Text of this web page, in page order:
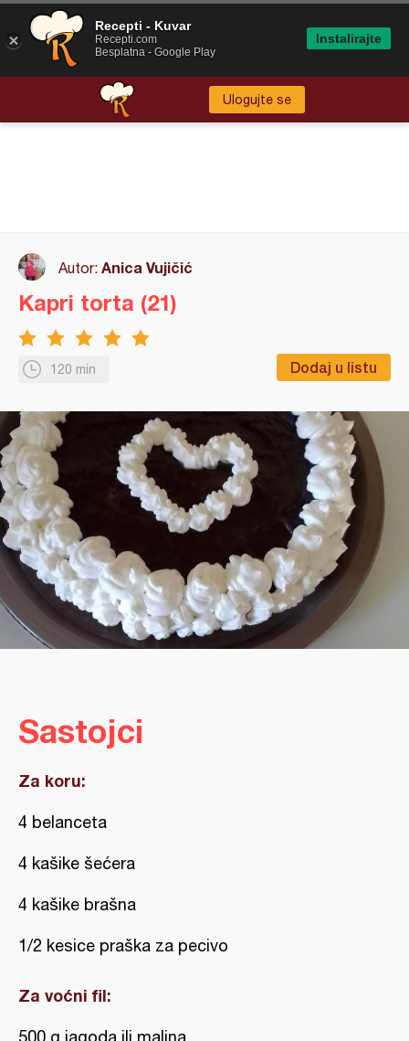
Ulogujte se
Autor: Anica Vujičić
120 min Dodaj u listu
Kapri torta (21)
Sastojci
Za koru:
4 belanceta
4 kašike šećera
4 kašike brašna
1/2 kesice praška za pecivo
Za voćni fil:
500 g jagoda ili malina
Recepti - Kuvar
Recepti.com
Besplatna - Google Play
Instalirajte